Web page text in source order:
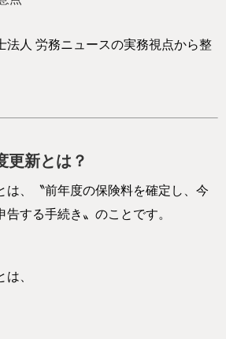
法人 労務ニュースの実務視点から整
更新とは？
は、〝前年度の保険料を確定し、今
する手続き〟のことです。
、